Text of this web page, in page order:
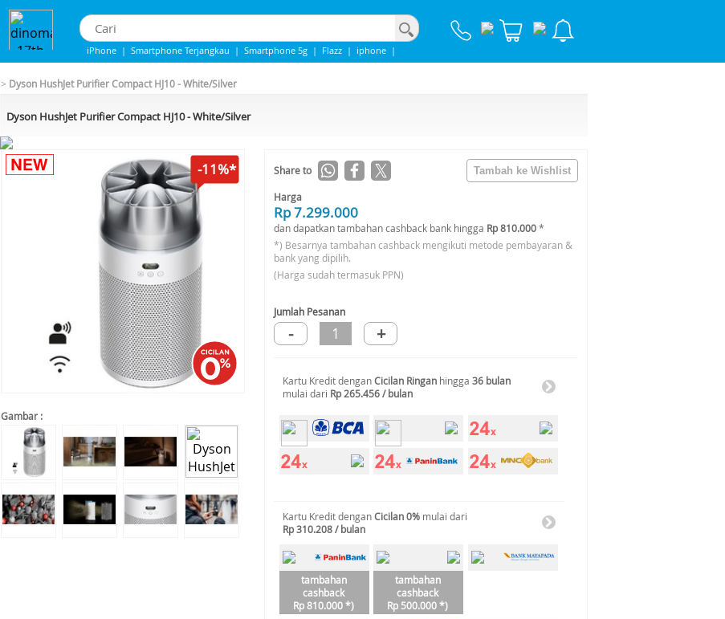
iPhone | Smartphone Terjangkau | Smartphone 5g | Flazz | iphone |
> Dyson HushJet Purifier Compact HJ10 - White/Silver
Dyson HushJet Purifier Compact HJ10 - White/Silver
-11%*
Gambar :
Share to
Harga
Rp 7.299.000
dan dapatkan tambahan cashback bank hingga Rp 810.000*
*) Besarnya tambahan cashback mengikuti metode pembayaran &
bank yang dipilih.
(Harga sudah termasuk PPN)
Jumlah Pesanan
- 1 +
Kartu Kredit denganCicilan Ringan hingga 36 bulan
mulai dari Rp 265.456 / bulan
Kartu Kredit denganCicilan 0% mulai dari
Rp 310.208 / bulan
tambahan
cashback
Rp 810.000 *)
tambahan
cashback
Rp 500.000 *)